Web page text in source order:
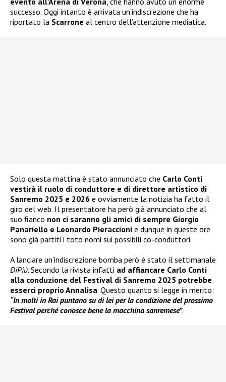
successo. Oggi intanto è arrivata un’indiscrezione che ha
riportato la Scarrone al centro dell’attenzione mediatica.
Solo questa mattina è stato annunciato che Carlo Conti
vestirà il ruolo di conduttore e di direttore artistico di
Sanremo 2025 e 2026 e ovviamente la notizia ha fatto il
giro del web. Il presentatore ha però già annunciato che al
suo fianco non ci saranno gli amici di sempre Giorgio
Panariello e Leonardo Pieraccioni e dunque in queste ore
sono già partiti i toto nomi sui possibili co-conduttori.
A lanciare un’indiscrezione bomba però è stato il settimanale
DiPiù. Secondo la rivista infatti ad affiancare Carlo Conti
alla conduzione del Festival di Sanremo 2025 potrebbe
esserci proprio Annalisa. Questo quanto si legge in merito:
“In molti in Rai puntano su di lei per la condizione del prossimo
Festival perché conosce bene la macchina sanremese”.